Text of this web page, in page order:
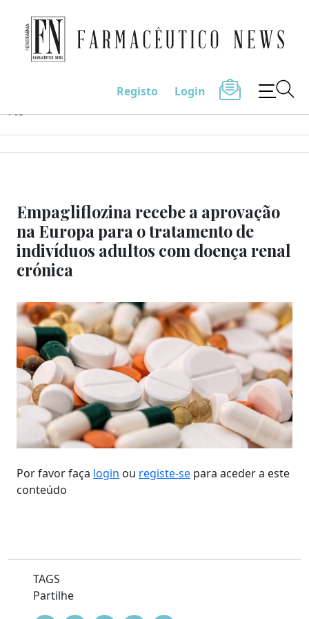
to
content
Farmacêutico News
Registo Login
PUB
Empagliflozina recebe a aprovação
na Europa para o tratamento de
indivíduos adultos com doença renal
crónica
Por favor faça login ou registe-se para aceder a este
conteúdo
TAGS
Partilhe